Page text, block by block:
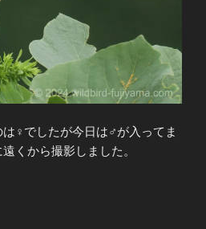
♀でしたが今日は♂が入ってま
くから撮影しました。